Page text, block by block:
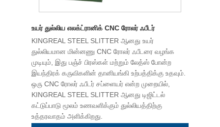
உயர் துல்லிய எலக்ட்ரானிக் CNC ரோலர் ஃபீடர்
KINGREAL STEEL SLITTER ஆனது உயர்
துல்லியமான மின்னணு CNC ரோலர் ஃபீடரை வழங்க
முடியும், இது பஞ்ச் பிரஸ்கள் மற்றும் லேத்ஸ் போன்ற
இயந்திரக் கருவிகளின் தானியங்கி உற்பத்திக்கு உதவும்.
ஒரு CNC ரோலர் ஃபீடர் சப்ளையர் என்ற முறையில்,
KINGREAL STEEL SLITTER ஆனது டிஜிட்டல்
கட்டுப்பாடு மூலம் உணவளிக்கும் துல்லியத்திற்கு
உத்தரவாதம் அளிக்கிறது.